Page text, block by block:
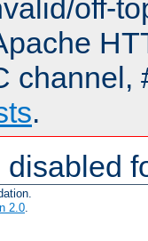
off-
channel,
.
2.0.